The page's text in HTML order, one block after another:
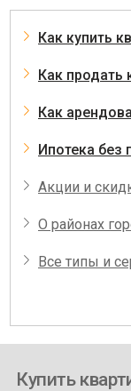
Как купить
Как продать
Как
Ипотека без
Акции и
О районах
Все типы и
Купить